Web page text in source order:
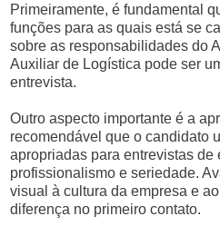
Primeiramente, é fundamental
funções para as quais está se
sobre as responsabilidades do
Auxiliar de Logística pode ser
entrevista.
Outro aspecto importante é a
recomendável que o candidato
apropriadas para entrevistas de
profissionalismo e seriedade.
visual à cultura da empresa e
diferença no primeiro contato.